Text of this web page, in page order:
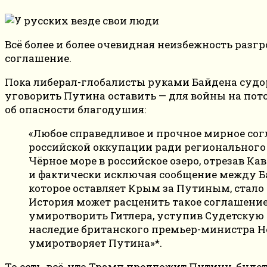
Всё более и более очевидная неизбежность
соглашение.
Пока либерал-глобалисты руками Байдена
уговорить Путина оставить — для войны на
об опасности благодушия:
«Любое справедливое и прочное мирное
российской оккупации ради
Чёрное море в российское озеро,
и фактически исключая сообщение
которое оставляет Крым за Путиным,
История может расценить такое
умиротворить Гитлера, уступив
наследие британского премьер-министра
умиротворяет Путина»*.